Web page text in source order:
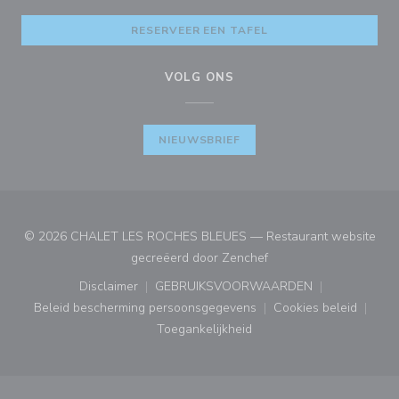
RESERVEER EEN TAFEL
VOLG ONS
NIEUWSBRIEF
© 2026 CHALET LES ROCHES BLEUES — Restaurant website
gecreëerd door Zenchef((opent in een nieuw
Disclaimer
((opent in een nieuw venster))
GEBRUIKSVOORWAARDEN
((opent in een nieuw
Beleid bescherming persoonsgegevens
((opent in een nieuw venster))
Cookies beleid
((opent in
Toegankelijkheid
((opent in een nieuw venster))